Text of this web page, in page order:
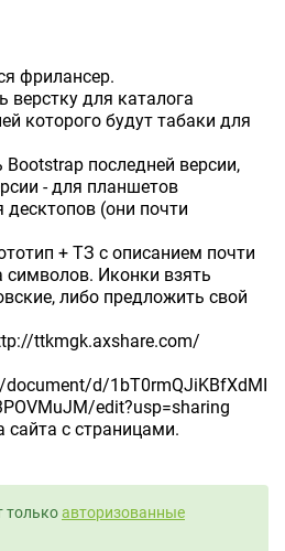
фрилансер.
верстку для каталога
которого будут табаки для
последней версии,
- для планшетов
десктопов (они почти
+ ТЗ с описанием почти
символов. Иконки взять
либо предложить свой
ttkmgk.axshare.com/
d/1bT0rmQJiKBfXdMI
edit?usp=sharing
сайта с страницами.
толькоавторизованные